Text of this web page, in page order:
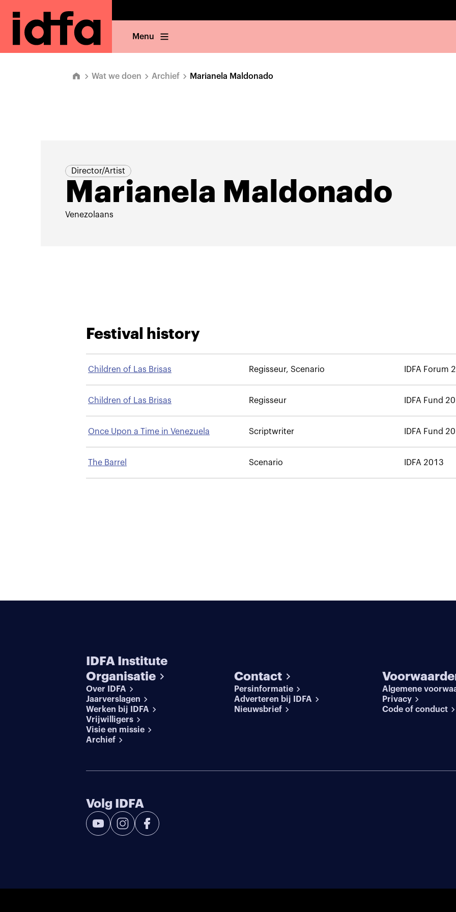
Menu
Wat we doen Archief Marianela Maldonado
Director/Artist
Marianela Maldonado
Venezolaans
Festival history
Children of Las Brisas Regisseur, Scenario IDFA Forum
Children of Las Brisas Regisseur IDFA Fund
Once Upon a Time in Venezuela Scriptwriter IDFA Fund
The Barrel Scenario IDFA 2013
IDFA Institute
Organisatie
Over IDFA
Jaarverslagen
Werken bij IDFA
Vrijwilligers
Visie en missie
Archief
Contact
Persinformatie
Adverteren bij IDFA
Nieuwsbrief
Algemene
Privacy
Code of conduct
Volg IDFA